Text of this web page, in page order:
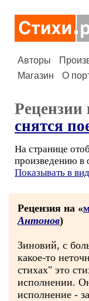
Авторы
Магазин
О
Рецензии
снятся
На странице
произведению в
Показывать в
Рецензия на «
Антонов)
Зиновий, с
какое-то
стихах" это
исполнении.
исполнение -